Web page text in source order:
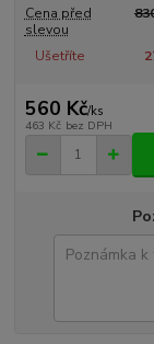
Cena před
slevou
Ušetříte
560 Kč/ks
463 Kč bez DPH